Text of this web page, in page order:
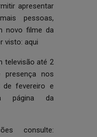
apresentar
pessoas,
novo filme da
visto: aqui
televisão até 2
nos
de fevereiro e
página da
consulte: